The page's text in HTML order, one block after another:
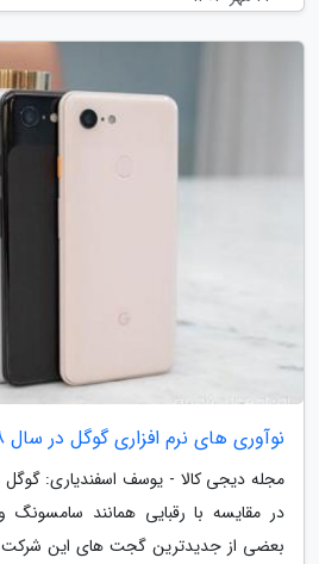
نوآوری های نرم افزاری گوگل در سال 2018
مجله دیجی کالا - یوسف اسفندیاری:
در مقایسه با رقبایی همانند سامسونگ
بعضی از جدیدترین گجت های این شرکت